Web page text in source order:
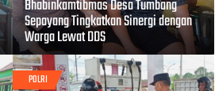
Bhabinkamtibmas Desa Tumbang
Sepayang Tingkatkan Sinergi dengan
Warga Lewat DDS
POLRI